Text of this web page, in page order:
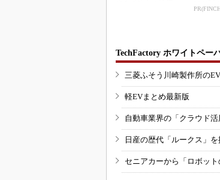
TechFactory ホワイトペー
三菱ふそう川崎製作所の
軽EVまとめ最新版
自動車業界の「クラウド
日産の歴代「ルークス」
セニアカーから「ロボッ